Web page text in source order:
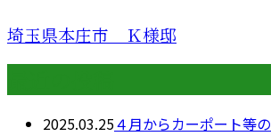
埼玉県本庄市 Ｋ様邸
2025.03.25４月からカーポート等